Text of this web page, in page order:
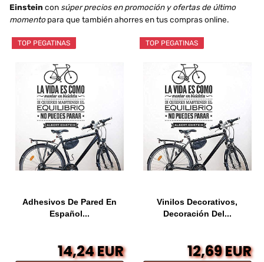
Einstein con súper precios en promoción y ofertas de último
momentopara que también ahorres en tus compras online.
TOP PEGATINAS
Adhesivos De Pared En
Español...
14,24 EUR
TOP PEGATINAS
Vinilos Decorativos,
Decoración Del...
12,69 EUR